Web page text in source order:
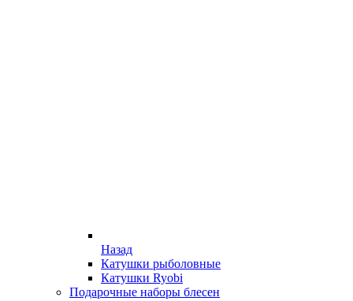
Назад
Катушки рыболовные
Катушки Ryobi
Подарочные наборы блесен